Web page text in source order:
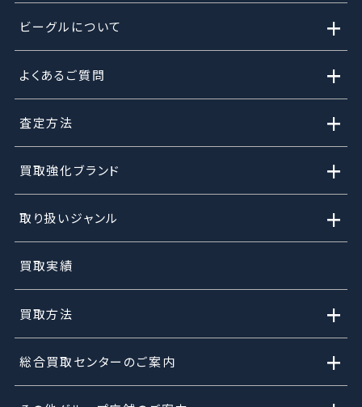
ビーグルについて +
よくあるご質問 +
査定方法 +
買取強化ブランド +
取り扱いジャンル +
買取実績
買取方法 +
総合買取センターのご案内 +